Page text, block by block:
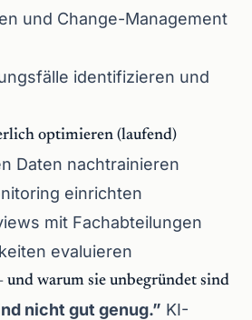
und Change-Management
identifizieren und
optimieren (laufend)
Daten nachtrainieren
einrichten
mit Fachabteilungen
evaluieren
und warum sie unbegründet sind
nicht gut genug.” KI-